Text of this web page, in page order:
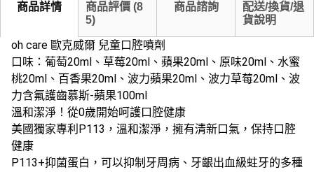
商品詳情 商品評價 (8
5)
商品諮詢
配送/換貨/退
貨說明
oh care 歐克威爾 兒童口腔噴劑
口味：葡萄20ml、草莓20ml、蘋果20ml、原味20ml、水蜜
桃20ml、百香果20ml、波力蘋果20ml、波力草莓20ml、波
力含氟護齒慕斯-蘋果100ml
溫和潔淨！從0歲開始呵護口腔健康
美國獨家專利P113，溫和潔淨，擁有清新口氣，保持口腔
健康
P113+抑菌蛋白，可以抑制牙周病、牙齦出血級蛀牙的多種